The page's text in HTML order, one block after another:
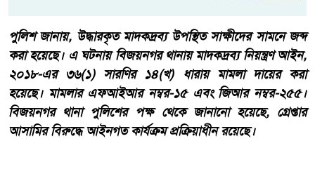
পুলিশ জানায়, উদ্ধারকৃত মাদকদ্রব্য উপস্থিত সাক্ষীদের সামনে জব্দ
করা হয়েছে। এ ঘটনায় বিজয়নগর থানায় মাদকদ্রব্য নিয়ন্ত্রণ আইন,
২০১৮-এর ৩৬(১) সারণির ১৪(খ) ধারায় মামলা দায়ের করা
হয়েছে। মামলার এফআইআর নম্বর-১৫ এবং জিআর নম্বর-২৫৫।
বিজয়নগর থানা পুলিশের পক্ষ থেকে জানানো হয়েছে, গ্রেপ্তার
আসামির বিরুদ্ধে আইনগত কার্যক্রম প্রক্রিয়াধীন রয়েছে।